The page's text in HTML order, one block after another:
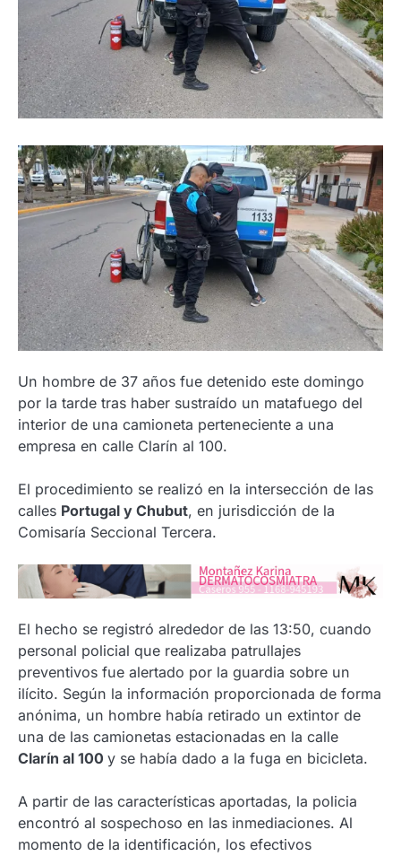
Un hombre de 37 años fue detenido este domingo
por la tarde tras haber sustraído un matafuego del
interior de una camioneta perteneciente a una
empresa en calle Clarín al 100.
El procedimiento se realizó en la intersección de las
calles Portugal y Chubut, en jurisdicción de la
Comisaría Seccional Tercera.
El hecho se registró alrededor de las 13:50, cuando
personal policial que realizaba patrullajes
preventivos fue alertado por la guardia sobre un
ilícito. Según la información proporcionada de forma
anónima, un hombre había retirado un extintor de
una de las camionetas estacionadas en la calle
Clarín al 100 y se había dado a la fuga en bicicleta.
A partir de las características aportadas, la policia
encontró al sospechoso en las inmediaciones. Al
momento de la identificación, los efectivos